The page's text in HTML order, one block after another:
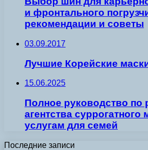
и фронтального
рекомендации и советы
03.09.2017
Лучшие Корейские
15.06.2025
Полное руководство по
агентства суррогатного
услугам для семей
Последние записи